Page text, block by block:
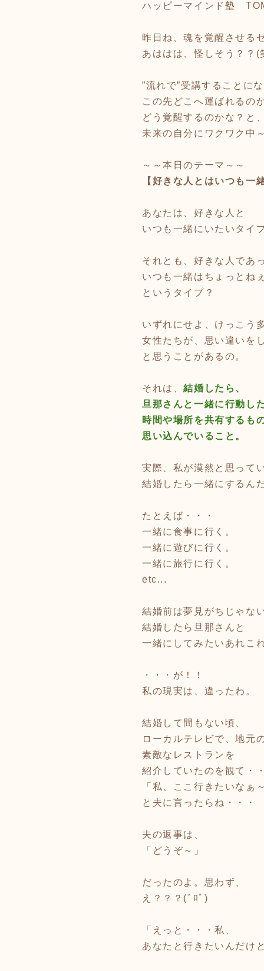
ハッピーマインド塾
昨日ね、魂を覚醒させる
あははは、怪しそう？？(
”流れで”受講することに
この先どこへ運ばれるの
どう覚醒するのかな？と、
未来の自分にワクワク中
～～本日のテーマ～～
【好きな人とはいつも一
あなたは、好きな人と
いつも一緒にいたいタイ
それとも、好きな人であ
いつも一緒はちょっとね
というタイプ？
いずれにせよ、けっこう
女性たちが、思い違いを
と思うことがあるの。
それは、結婚したら、
旦那さんと一緒に行動し
時間や場所を共有するも
思い込んでいること。
実際、私が漠然と思って
結婚したら一緒にするん
たとえば・・・
一緒に食事に行く。
一緒に遊びに行く。
一緒に旅行に行く。
etc...
結婚前は夢見がちじゃな
結婚したら旦那さんと
一緒にしてみたいあれこ
・・・が！！
私の現実は、違ったわ。
結婚して間もない頃、
ローカルテレビで、地元
素敵なレストランを
紹介していたのを観て・・
「私、ここ行きたいなぁ～
と夫に言ったらね・・・
夫の返事は、
「どうぞ～」
だったのよ。思わず、
え？？？ (ﾟﾛﾟ)
「えっと・・・私、
あなたと行きたいんだけ